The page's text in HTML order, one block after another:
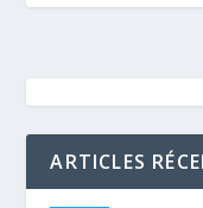
ARTICLES